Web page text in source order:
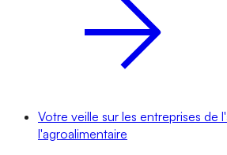
Votre veille sur les entreprises de
l'agroalimentaire